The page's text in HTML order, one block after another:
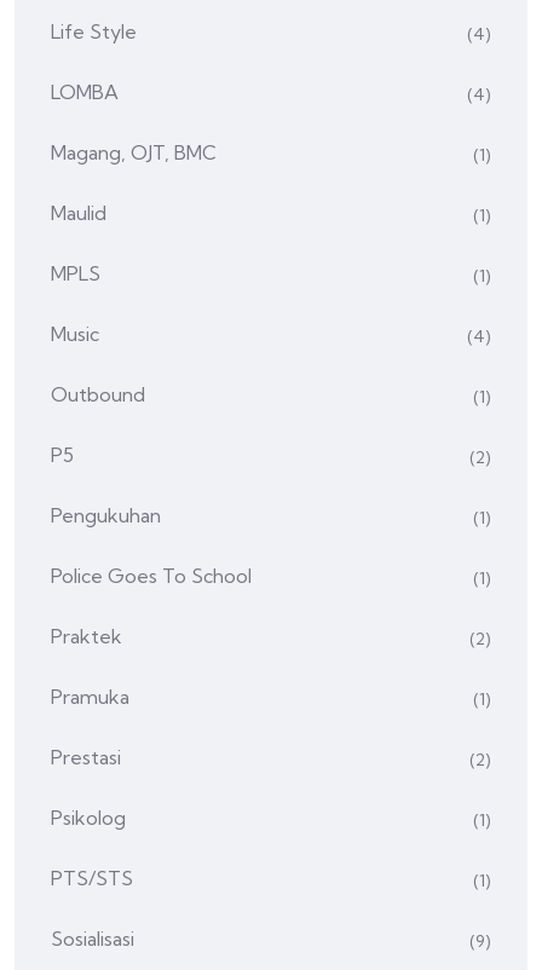
Life Style (4)
LOMBA (4)
Magang, OJT, BMC (1)
Maulid (1)
MPLS (1)
Music (4)
Outbound (1)
P5 (2)
Pengukuhan (1)
Police Goes To School (1)
Praktek (2)
Pramuka (1)
Prestasi (2)
Psikolog (1)
PTS/STS (1)
Sosialisasi (9)